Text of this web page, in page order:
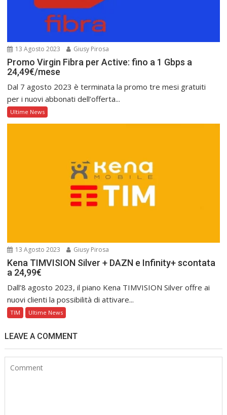
13 Agosto 2023 Giusy Pirosa
Promo Virgin Fibra per Active: fino a 1 Gbps a
24,49€/mese
Dal 7 agosto 2023 è terminata la promo tre mesi gratuiti
per i nuovi abbonati dell’offerta...
Ultime News
13 Agosto 2023 Giusy Pirosa
Kena TIMVISION Silver + DAZN e Infinity+ scontata
a 24,99€
Dall’8 agosto 2023, il piano Kena TIMVISION Silver offre ai
nuovi clienti la possibilità di attivare...
TIM Ultime News
LEAVE A COMMENT